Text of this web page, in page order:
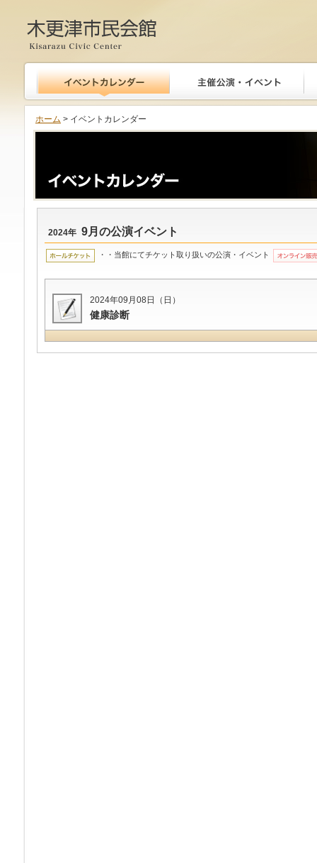
木更津市民会館
ホーム > イベントカレンダー
2024年 9月の公演イベント
・・当館にてチケット取り扱いの公演・イベント
2024年09月08日（日）
健康診断